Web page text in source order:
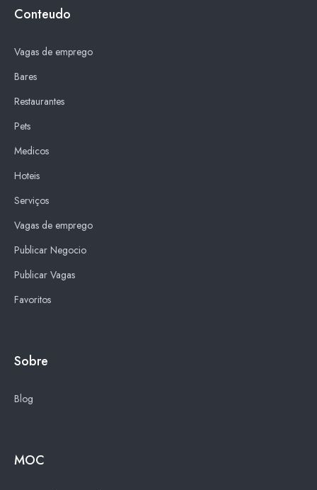
Conteudo
Vagas de emprego
Bares
Restaurantes
Pets
Medicos
Hoteis
Serviços
Vagas de emprego
Publicar Negocio
Publicar Vagas
Favoritos
Sobre
Blog
MOC